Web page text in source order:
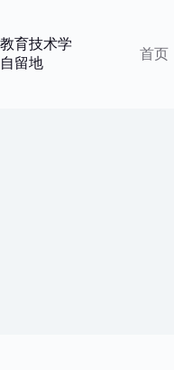
内
容
教育技术学
自留地
首页